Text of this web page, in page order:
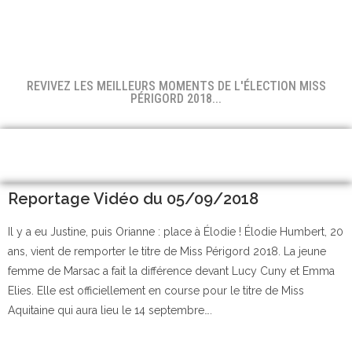
REVIVEZ LES MEILLEURS MOMENTS DE L'ÉLECTION MISS
PÉRIGORD 2018...
Reportage Vidéo du 05/09/2018
Il y a eu Justine, puis Orianne : place à Élodie ! Élodie Humbert, 20
ans, vient de remporter le titre de Miss Périgord 2018. La jeune
femme de Marsac a fait la différence devant Lucy Cuny et Emma
Elies. Elle est officiellement en course pour le titre de Miss
Aquitaine qui aura lieu le 14 septembre….